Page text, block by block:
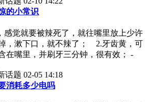
的小常识
感觉就要被辣死了，就往嘴里放上少许
，漱下口，就不辣了； ­ 2.牙齿黄，可
在嘴里，并刷牙三分钟，很有效；
话题 02-05 14:18
消耗多少电吗